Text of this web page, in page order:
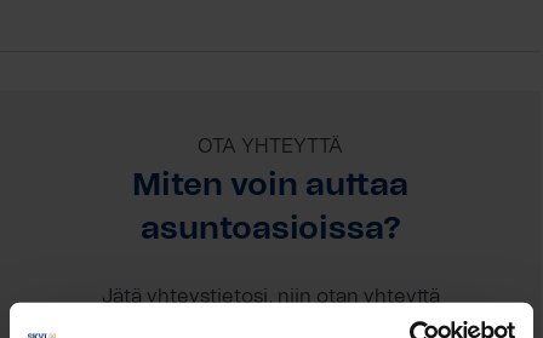
OTA YHTEYTTÄ
Miten voin auttaa
asuntoasioissa?
Jätä yhteystietosi, niin otan yhteyttä